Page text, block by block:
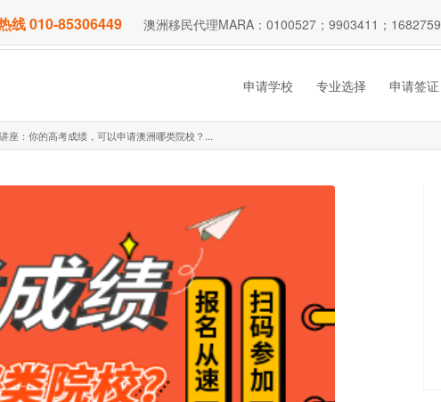
线 010-85306449 澳洲移民代理MARA：0100527；9903411；1682759
申请学校 专业选择 申请签证
座：你的高考成绩，可以申请澳洲哪类院校？...